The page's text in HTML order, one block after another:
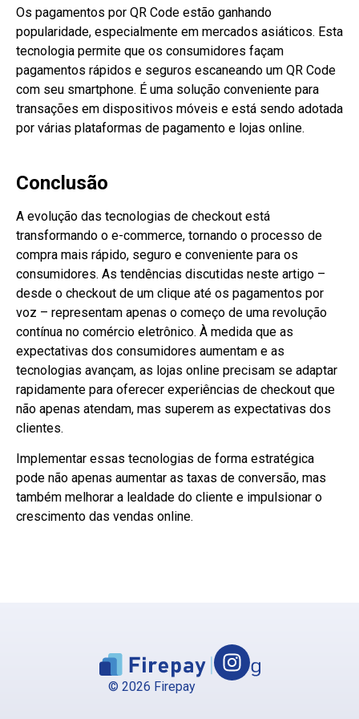
Os pagamentos por QR Code estão ganhando
popularidade, especialmente em mercados asiáticos. Esta
tecnologia permite que os consumidores façam
pagamentos rápidos e seguros escaneando um QR Code
com seu smartphone. É uma solução conveniente para
transações em dispositivos móveis e está sendo adotada
por várias plataformas de pagamento e lojas online.
Conclusão
A evolução das tecnologias de checkout está
transformando o e-commerce, tornando o processo de
compra mais rápido, seguro e conveniente para os
consumidores. As tendências discutidas neste artigo –
desde o checkout de um clique até os pagamentos por
voz – representam apenas o começo de uma revolução
contínua no comércio eletrônico. À medida que as
expectativas dos consumidores aumentam e as
tecnologias avançam, as lojas online precisam se adaptar
rapidamente para oferecer experiências de checkout que
não apenas atendam, mas superem as expectativas dos
clientes.
Implementar essas tecnologias de forma estratégica
pode não apenas aumentar as taxas de conversão, mas
também melhorar a lealdade do cliente e impulsionar o
crescimento das vendas online.
© 2026 Firepay